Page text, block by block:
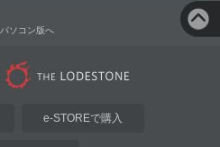
パソコン版へ
e-STOREで購入